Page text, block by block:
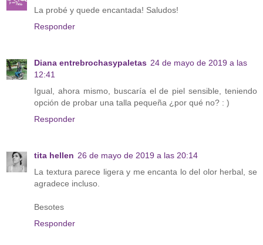
La probé y quede encantada! Saludos!
Responder
Diana entrebrochasypaletas 24 de mayo de 2019 a las
12:41
Igual, ahora mismo, buscaría el de piel sensible, teniendo
opción de probar una talla pequeña ¿por qué no? : )
Responder
tita hellen 26 de mayo de 2019 a las 20:14
La textura parece ligera y me encanta lo del olor herbal, se
agradece incluso.
Besotes
Responder